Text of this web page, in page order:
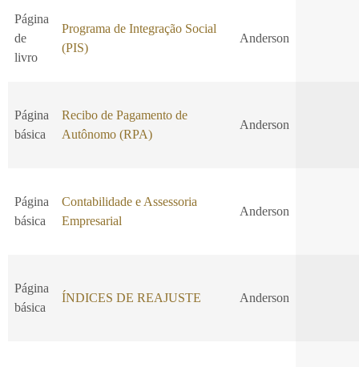
Página
de
livro
Programa de Integração Social
(PIS)
Anderson
Página
básica
Recibo de Pagamento de
Autônomo (RPA)
Anderson
Página
básica
Contabilidade e Assessoria
Empresarial
Anderson
Página
básica
ÍNDICES DE REAJUSTE Anderson